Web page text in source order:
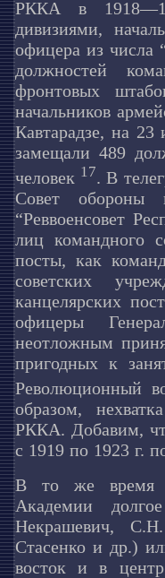
РККА в
дивизиями,
офицера из числа
должностей
фронтовых
начальников
Кавтарадзе, на
замещали 489
человек 17. В
Совет обороны
“Реввоенсовет
лиц командного
посты, как
советских
канцелярских
офицеры
неотложным
пригодных к
Революционный
образом,
РККА. Добавим,
с 1919 по 1923 г.
В то же время в
Академии
Некрашевич,
Стасенко и др.)
восток и в